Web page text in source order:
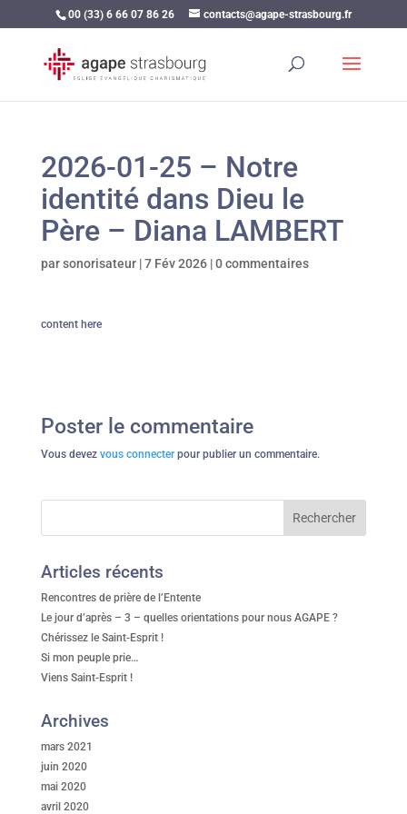
00 (33) 6 66 07 86 26 contacts@agape-strasbourg.fr
2026-01-25 – Notre
identité dans Dieu le
Père – Diana LAMBERT
parsonorisateur|7 Fév 2026|0 commentaires
content here
Poster le commentaire
Vous devez vous connecterpour publier un commentaire.
Articles récents
Rencontres de prière de l’Entente
Le jour d’après – 3 – quelles orientations pour nous AGAPE ?
Chérissez le Saint-Esprit !
Si mon peuple prie…
Viens Saint-Esprit !
Archives
mars 2021
juin 2020
mai 2020
avril 2020